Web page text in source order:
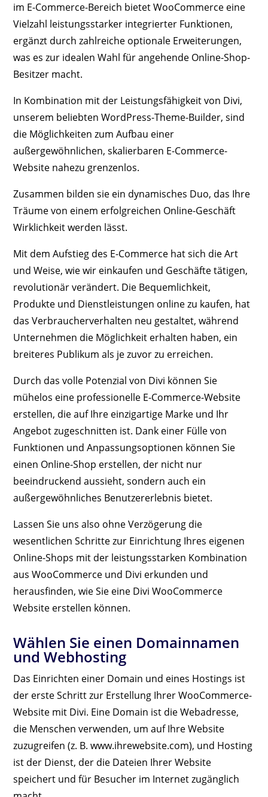
im E-Commerce-Bereich bietet WooCommerce eine
Vielzahl leistungsstarker integrierter Funktionen,
ergänzt durch zahlreiche optionale Erweiterungen,
was es zur idealen Wahl für angehende Online-Shop-
Besitzer macht.
In Kombination mit der Leistungsfähigkeit von Divi,
unserem beliebten WordPress-Theme-Builder, sind
die Möglichkeiten zum Aufbau einer
außergewöhnlichen, skalierbaren E-Commerce-
Website nahezu grenzenlos.
Zusammen bilden sie ein dynamisches Duo, das Ihre
Träume von einem erfolgreichen Online-Geschäft
Wirklichkeit werden lässt.
Mit dem Aufstieg des E-Commerce hat sich die Art
und Weise, wie wir einkaufen und Geschäfte tätigen,
revolutionär verändert. Die Bequemlichkeit,
Produkte und Dienstleistungen online zu kaufen, hat
das Verbraucherverhalten neu gestaltet, während
Unternehmen die Möglichkeit erhalten haben, ein
breiteres Publikum als je zuvor zu erreichen.
Durch das volle Potenzial von Divi können Sie
mühelos eine professionelle E-Commerce-Website
erstellen, die auf Ihre einzigartige Marke und Ihr
Angebot zugeschnitten ist. Dank einer Fülle von
Funktionen und Anpassungsoptionen können Sie
einen Online-Shop erstellen, der nicht nur
beeindruckend aussieht, sondern auch ein
außergewöhnliches Benutzererlebnis bietet.
Lassen Sie uns also ohne Verzögerung die
wesentlichen Schritte zur Einrichtung Ihres eigenen
Online-Shops mit der leistungsstarken Kombination
aus WooCommerce und Divi erkunden und
herausfinden, wie Sie eine Divi WooCommerce
Website erstellen können.
Wählen Sie einen Domainnamen
und Webhosting
Das Einrichten einer Domain und eines Hostings ist
der erste Schritt zur Erstellung Ihrer WooCommerce-
Website mit Divi. Eine Domain ist die Webadresse,
die Menschen verwenden, um auf Ihre Website
zuzugreifen (z. B. www.ihrewebsite.com), und Hosting
ist der Dienst, der die Dateien Ihrer Website
speichert und für Besucher im Internet zugänglich